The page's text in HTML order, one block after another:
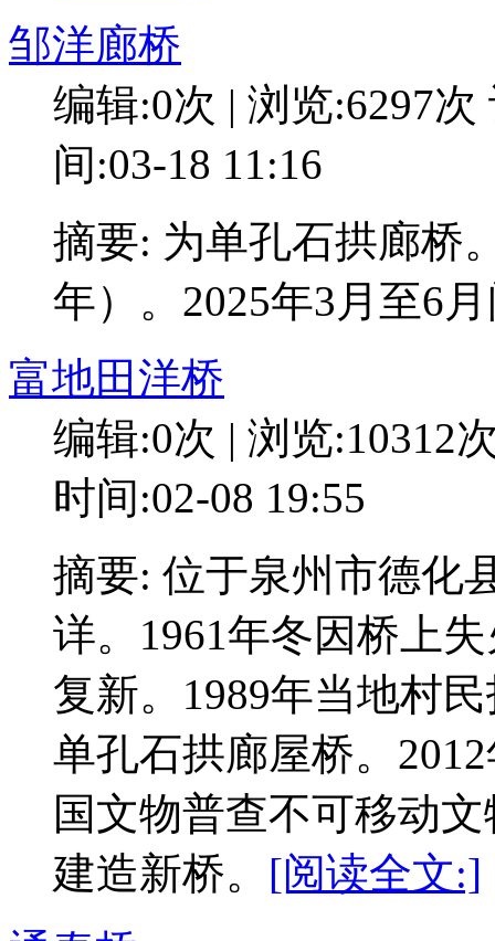
邹洋廊桥
编辑:0次 | 浏览:6297次
间:03-18 11:16
摘要: 为单孔石拱廊桥
年）。2025年3月至6
富地田洋桥
编辑:0次 | 浏览:10312
时间:02-08 19:55
摘要: 位于泉州市德化
详。1961年冬因桥上
复新。1989年当地村
单孔石拱廊屋桥。
国文物普查不可移动
建造新桥。 [阅读全文:]